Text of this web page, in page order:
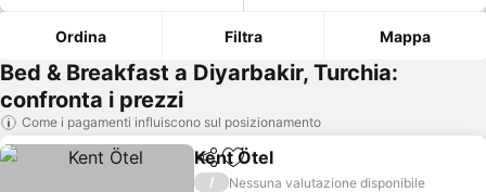
Ordina Filtra Mappa
Bed & Breakfast a Diyarbakir, Turchia:
confronta i prezzi
Come i pagamenti influiscono sul posizionamento
CondividiAggiungi ai preferiti
Kent Ötel
/
Nessuna valutazione disponibile